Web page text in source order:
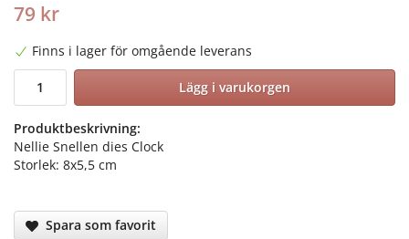
79 kr
Finns i lager för omgående leverans
Lägg i varukorgen
Produktbeskrivning:
Nellie Snellen dies Clock
Storlek: 8x5,5 cm
Spara som favorit